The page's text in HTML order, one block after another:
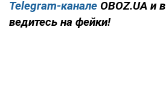
Telegram-канале OBOZ.UA и в
ведитесь на фейки!